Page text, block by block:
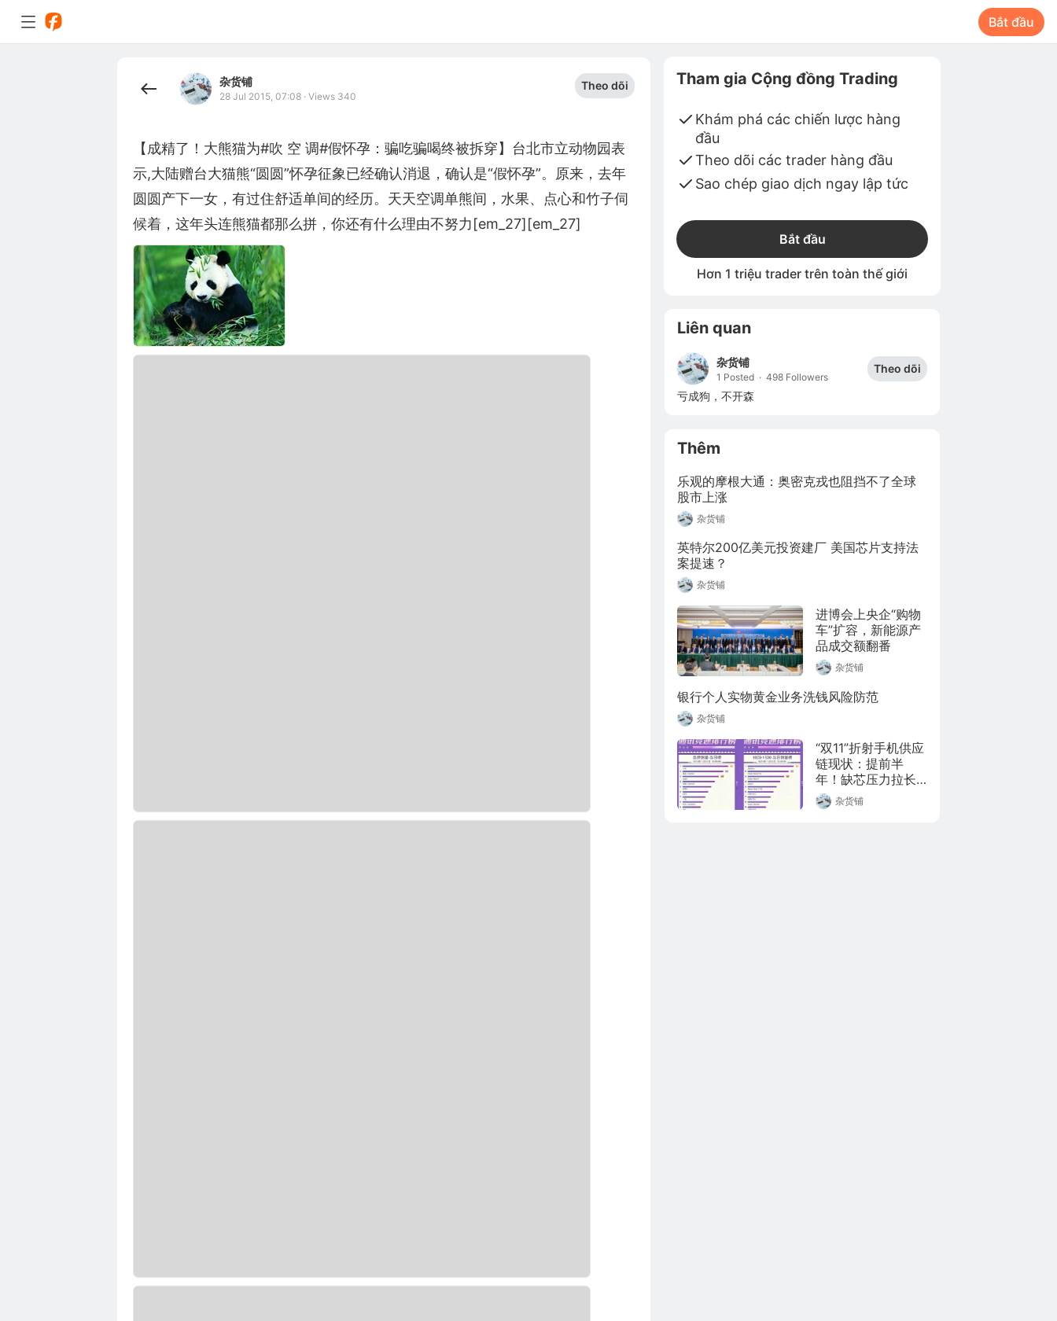
Bắt đầu
杂货铺
28 Jul 2015, 07:08 · Views 340
Theo dõi
【成精了！大熊猫为#吹 空 调#假怀孕：骗吃骗喝终被拆穿】台北市立动物园表
示,大陆赠台大猫熊“圆圆”怀孕征象已经确认消退，确认是“假怀孕”。原来，去年
圆圆产下一女，有过住舒适单间的经历。天天空调单熊间，水果、点心和竹子伺
候着，这年头连熊猫都那么拼，你还有什么理由不努力[em_27][em_27]
Tham gia Cộng đồng Trading
Khám phá các chiến lược hàng
đầu
Theo dõi các trader hàng đầu
Sao chép giao dịch ngay lập tức
Bắt đầu
Hơn 1 triệu trader trên toàn thế giới
Liên quan
杂货铺
1 Posted · 498 Followers
Theo dõi
亏成狗，不开森
Thêm
乐观的摩根大通：奥密克戎也阻挡不了全球
股市上涨
杂货铺
英特尔200亿美元投资建厂 美国芯片支持法
案提速？
杂货铺
进博会上央企“购物
车”扩容，新能源产
品成交额翻番
杂货铺
银行个人实物黄金业务洗钱风险防范
杂货铺
“双11”折射手机供应
链现状：提前半
年！缺芯压力拉长
备战周期
杂货铺